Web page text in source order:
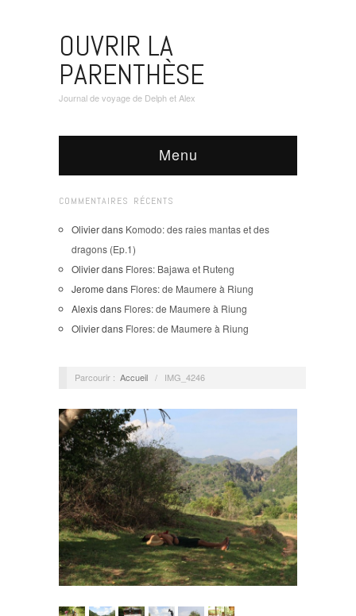
OUVRIR LA
PARENTHÈSE
Journal de voyage de Delph et Alex
Menu
COMMENTAIRES RÉCENTS
Olivierdans Komodo: des raies mantas et des
dragons (Ep.1)
Olivierdans Flores: Bajawa et Ruteng
Jerome dans Flores: de Maumere à Riung
Alexisdans Flores: de Maumere à Riung
Olivierdans Flores: de Maumere à Riung
Parcourir : Accueil / IMG_4246